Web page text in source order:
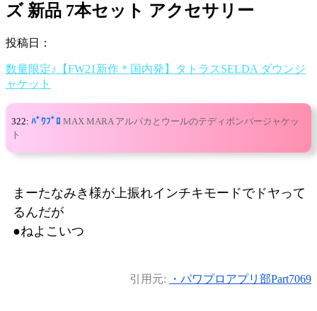
ズ 新品 7本セット アクセサリー
投稿日：
数量限定♪【FW21新作＊国内発】タトラスSELDA ダウンジ
ャケット
322: ﾊﾟﾜﾌﾟﾛ MAX MARA アルパカとウールのテディボンバージャケッ
ト
まーたなみき様が上振れインチキモードでドヤって
るんだが
●ねよこいつ
引用元: ・パワプロアプリ部Part7069